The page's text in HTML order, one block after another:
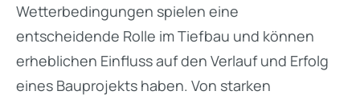
Wetterbedingungen spielen eine
entscheidende Rolle im Tiefbau und können
erheblichen Einfluss auf den Verlauf und Erfolg
eines Bauprojekts haben. Von starken